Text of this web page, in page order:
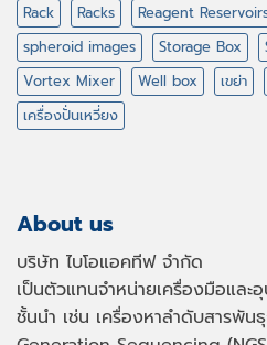
Rack
Racks Reagent
spheroid images
Storage Box
Vortex Mixer
Well box เขย่า
เครื่องปั่นเหวี่ยง
About us
บริษัท ไบโอแอคทีฟ จำกัด
เป็นตัวแทนจำหน่ายเครื่องมือแล
ชั้นนำ เช่น เครื่องหาลำดับสารพัน